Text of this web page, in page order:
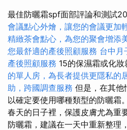
最佳防曬霜spf面部評論和測試
會議點心外燴，讓您的會議更加
精緻茶會點心，為您的聚會增添
您最舒適的產後照顧服務 台中月
產後照顧服務 15的保濕霜或化妝
的單人房，為長者提供更隱私的
助，跨國調查服務 但是，在其他
以確定要使用哪種類型的防曬霜。
春天的日子裡，保護皮膚尤為重
防曬霜，建議在一天中重新整理